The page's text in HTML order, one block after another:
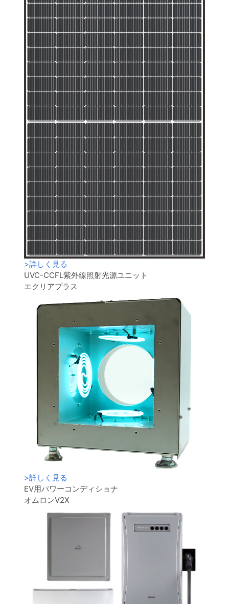
>詳しく見る
UVC-CCFL紫外線照射光源ユニット
エクリアプラス
>詳しく見る
EV用パワーコンディショナ
オムロンV2X